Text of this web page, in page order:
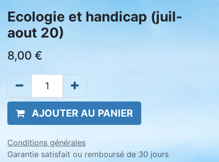
Ecologie et handicap (juil-
aout 20)
8,00 €
AJOUTER AU PANIER
Conditions générales
Garantie satisfait ou remboursé de 30 jours